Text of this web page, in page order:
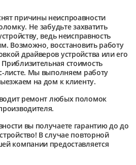
причины неиспроавности
Не забудьте захватить
ведь неисправность
Возможно, восстановить работу
драйверов устройства или его
стоимость
листе. Мы выполняем работу
на дом к клиенту.
ремонт любых поломок
вы получаете гарантию до до
В случае повторной
компании предоставляется